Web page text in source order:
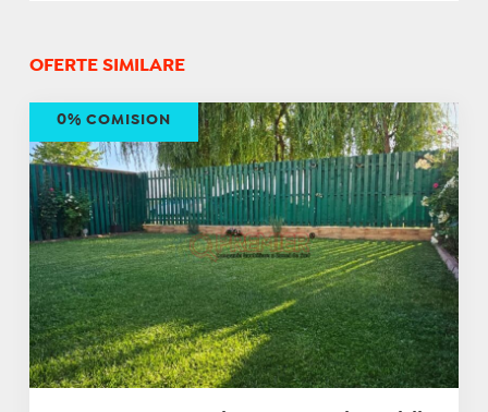
OFERTE SIMILARE
0% COMISION